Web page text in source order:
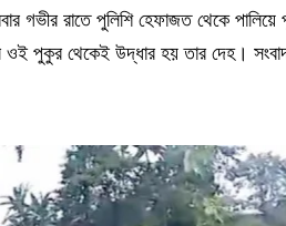
রাতে পুলিশি হেফাজত থেকে পালিয়ে
ওই পুকুর থেকেই উদ্ধার হয় তার দেহ।